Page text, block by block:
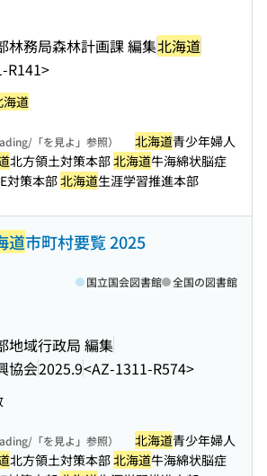
林務局森林計画課 編集北海道
R141>
海道
「を見よ」参照） 北海道青少年婦人
北方領土対策本部北海道牛海綿状脳症
対策本部北海道生涯学習推進本部
道市町村要覧 2025
地域行政局 編集
協会2025.9<AZ-1311-R574>
国立国会図書館 全国の図書館
「を見よ」参照） 北海道青少年婦人
北方領土対策本部北海道牛海綿状脳症